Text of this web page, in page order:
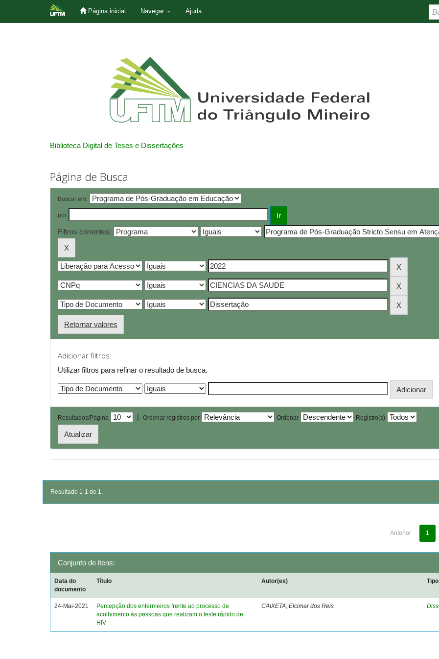
Página inicial Navegar Ajuda
Biblioteca Digital de Teses e Dissertações
Página de Busca
Buscar em:
por
Filtros correntes:
Retornar valores
Adicionar filtros:
Utilizar filtros para refinar o resultado de busca.
Resultados/Página | Ordenar registros por Ordenar Registro(s)
Resultado 1-1 de 1.
Anterior 1
Conjunto de itens:
Data do
documento
Título Autor(es) Tipo
24-Mai-2021
Percepção dos enfermeiros frente ao processo de
acolhimento às pessoas que realizam o teste rápido de
HIV
CAIXETA, Elcimar dos Reis